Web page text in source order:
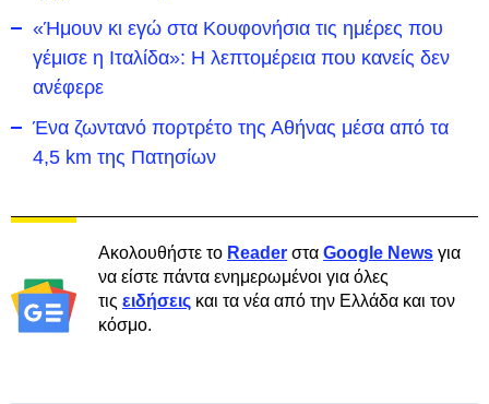
«Ήμουν κι εγώ στα Κουφονήσια τις ημέρες που
γέμισε η Ιταλίδα»: Η λεπτομέρεια που κανείς δεν
ανέφερε
Ένα ζωντανό πορτρέτο της Αθήνας μέσα από τα
4,5 km της Πατησίων
Ακολουθήστε το Reader στα Google News για
να είστε πάντα ενημερωμένοι για όλες
τις ειδήσεις και τα νέα από την Ελλάδα και τον
κόσμο.